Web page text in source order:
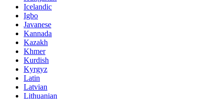
Icelandic
Igbo
Javanese
Kannada
Kazakh
Khmer
Kurdish
Kyrgyz
Latin
Latvian
Lithuanian